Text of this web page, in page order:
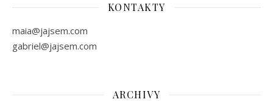
KONTAKTY
maia@jajsem.com
gabriel@jajsem.com
ARCHIVY